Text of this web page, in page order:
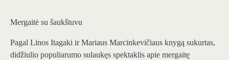
Mergaitė su šaukštuvu
Pagal Linos Itagaki ir Mariaus Marcinkevičiaus knygą sukurtas,
didžiulio populiarumo sulaukęs spektaklis apie mergaitę